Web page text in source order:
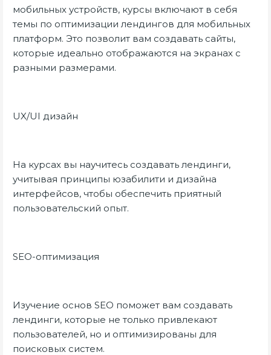
мобильных устройств, курсы включают в себя
темы по оптимизации лендингов для мобильных
платформ. Это позволит вам создавать сайты,
которые идеально отображаются на экранах с
разными размерами.
UX/UI дизайн
На курсах вы научитесь создавать лендинги,
учитывая принципы юзабилити и дизайна
интерфейсов, чтобы обеспечить приятный
пользовательский опыт.
SEO-оптимизация
Изучение основ SEO поможет вам создавать
лендинги, которые не только привлекают
пользователей, но и оптимизированы для
поисковых систем.